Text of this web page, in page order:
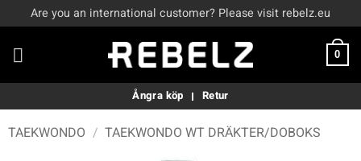
to
content
Are you an international customer? Please visit rebelz.eu
0
Ångra köp Retur
TAEKWONDO / TAEKWONDO WT DRÄKTER/DOBOKS